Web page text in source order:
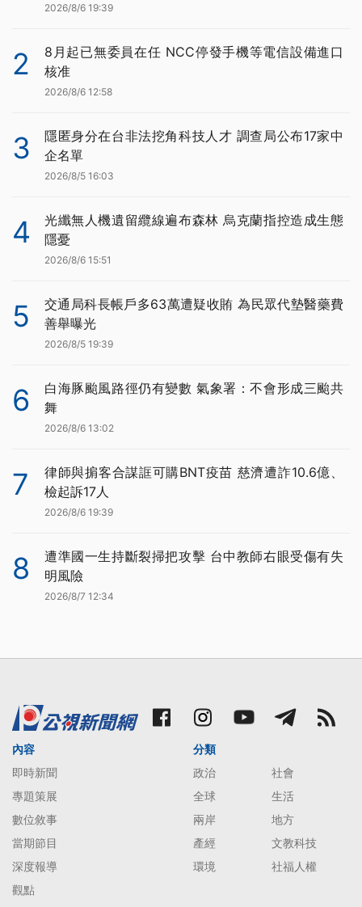
2026/8/6 19:39
2
8月起已無委員在任 NCC停發手機等電信設備進口
核准
2026/8/6 12:58
3
隱匿身分在台非法挖角科技人才 調查局公布17家中
企名單
2026/8/5 16:03
4
光纖無人機遺留纜線遍布森林 烏克蘭指控造成生態
隱憂
2026/8/6 15:51
5
交通局科長帳戶多63萬遭疑收賄 為民眾代墊醫藥費
善舉曝光
2026/8/5 19:39
6
白海豚颱風路徑仍有變數 氣象署：不會形成三颱共
舞
2026/8/6 13:02
7
律師與掮客合謀誆可購BNT疫苗 慈濟遭詐10.6億、
檢起訴17人
2026/8/6 19:39
8
遭準國一生持斷裂掃把攻擊 台中教師右眼受傷有失
明風險
2026/8/7 12:34
內容
即時新聞
專題策展
數位敘事
當期節目
深度報導
觀點
分類
政治
社會
全球
生活
兩岸
地方
產經
文教科技
環境
社福人權